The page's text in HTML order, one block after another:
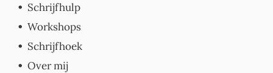
Schrijfhulp
Workshops
Schrijfhoek
Over mij